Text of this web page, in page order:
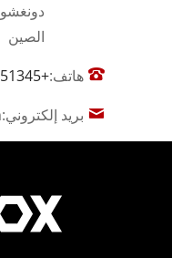
الصين
هاتف:+86-20-66851345
بريد إلكتروني: